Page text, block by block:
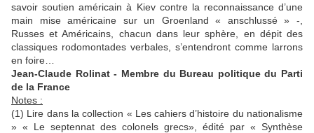
savoir soutien américain à Kiev contre la reconnaissance d’une
main mise américaine sur un Groenland « anschlussé » -,
Russes et Américains, chacun dans leur sphère, en dépit des
classiques rodomontades verbales, s’entendront comme larrons
en foire…
Jean-Claude Rolinat - Membre du Bureau politique du Parti
de la France
Notes :
(1) Lire dans la collection « Les cahiers d’histoire du nationalisme
» « Le septennat des colonels grecs», édité par « Synthèse